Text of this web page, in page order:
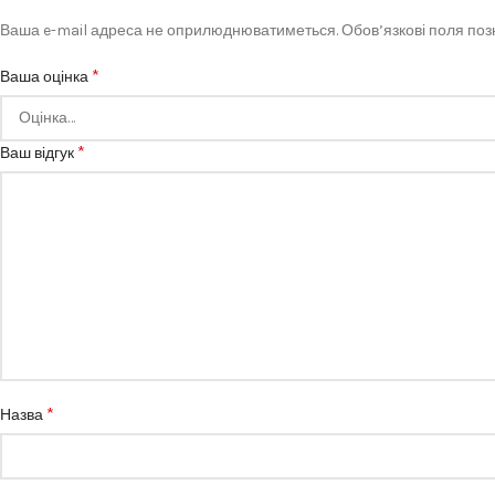
Ваша e-mail адреса не оприлюднюватиметься.Обов’язкові поля
Ваша оцінка *
Ваш відгук *
Назва *